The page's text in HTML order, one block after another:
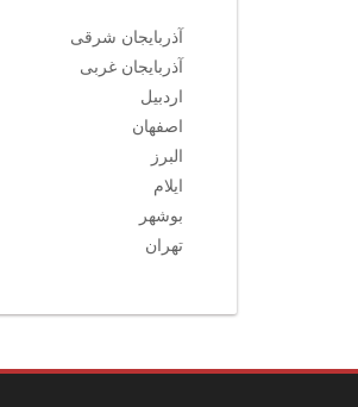
آذربایجان شرقی
آذربایجان غربی
اردبیل
اصفهان
البرز
ایلام
بوشهر
تهران